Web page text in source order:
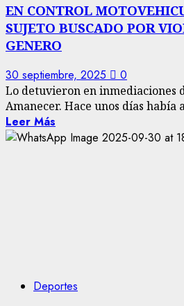
EN CONTROL
SUJETO BUSCADO POR
GENERO
30 septiembre, 2025 0
Lo detuvieron en inmediaciones
Amanecer. Hace unos días había
Leer Más
Deportes